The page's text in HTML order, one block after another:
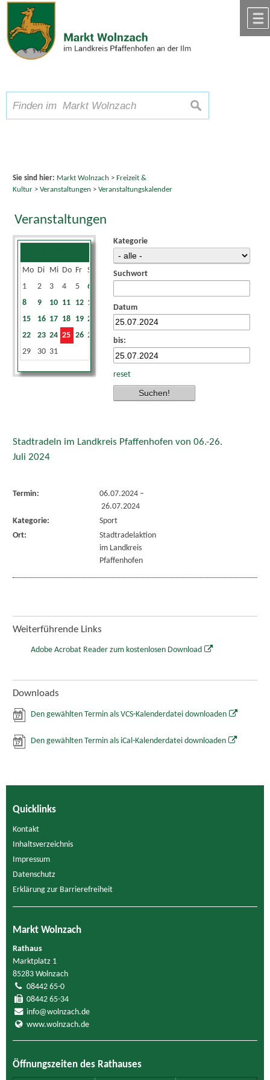
Zum Inhalt,zur Navigation
Schriftgröße A A A suchen
Sie sind hier: Markt Wolnzach > Freizeit &
Kultur> Veranstaltungen > Veranstaltungskalender
Veranstaltungen
Mo Di Mi Do Fr Sa
1
2 3 4 5 6
8
9 10 11 12 13
15
16 17 18 19 20
22
23 24 25 26 27
29
30 31
Kategorie
Suchwort
Datum
bis:
reset
Stadtradeln im Landkreis Pfaffenhofen von 06.-26.
Juli 2024
Termin: 06.07.2024–
26.07.2024
Kategorie:
Sport
Ort:
Stadtradelaktion
im Landkreis
Pfaffenhofen
Weiterführende Links
Adobe Acrobat Reader zum kostenlosen Download
Downloads
Den gewählten Termin als VCS-Kalenderdatei downloaden
Den gewählten Termin als iCal-Kalenderdatei downloaden
Quicklinks
Kontakt
Inhaltsverzeichnis
Impressum
Datenschutz
Erklärung zur Barrierefreiheit
Markt Wolnzach
Rathaus
Marktplatz 1
85283 Wolnzach
08442 65-0
08442 65-34
info@wolnzach.de
www.wolnzach.de
Öffnungszeiten des Rathauses